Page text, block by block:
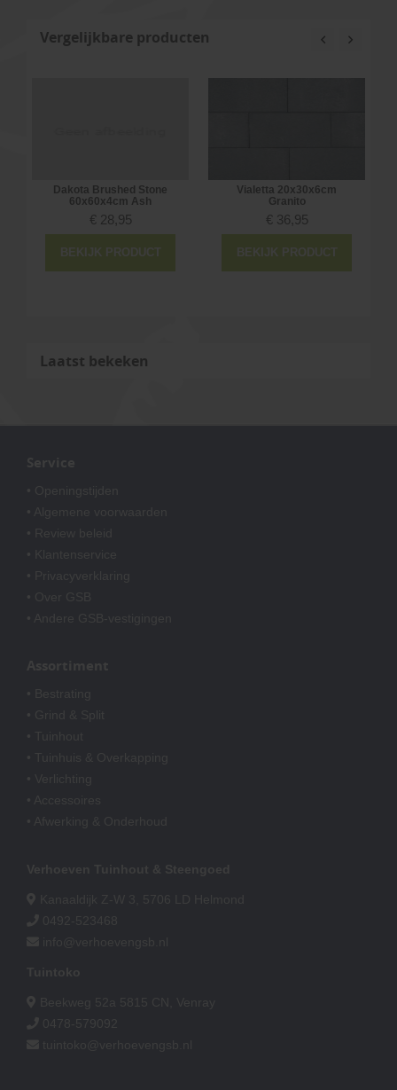
Vergelijkbare producten
Dakota Brushed Stone
60x60x4cm Ash
€ 28,95
BEKIJK PRODUCT
Vialetta 20x30x6cm
Granito
€ 36,95
BEKIJK PRODUCT
Laatst bekeken